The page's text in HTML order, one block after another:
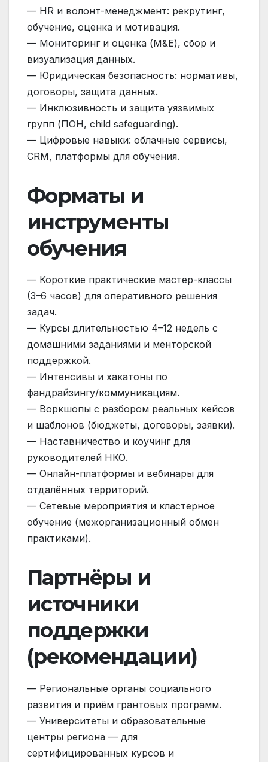
— HR и волонт-менеджмент: рекрутинг,
обучение, оценка и мотивация.
— Мониторинг и оценка (M&E), сбор и
визуализация данных.
— Юридическая безопасность: нормативы,
договоры, защита данных.
— Инклюзивность и защита уязвимых
групп (ПОН, child safeguarding).
— Цифровые навыки: облачные сервисы,
CRM, платформы для обучения.
Форматы и
инструменты
обучения
— Короткие практические мастер-классы
(3–6 часов) для оперативного решения
задач.
— Курсы длительностью 4–12 недель с
домашними заданиями и менторской
поддержкой.
— Интенсивы и хакатоны по
фандрайзингу/коммуникациям.
— Воркшопы с разбором реальных кейсов
и шаблонов (бюджеты, договоры, заявки).
— Наставничество и коучинг для
руководителей НКО.
— Онлайн-платформы и вебинары для
отдалённых территорий.
— Сетевые мероприятия и кластерное
обучение (межорганизационный обмен
практиками).
Партнёры и
источники
поддержки
(рекомендации)
— Региональные органы социального
развития и приём грантовых программ.
— Университеты и образовательные
центры региона — для
сертифицированных курсов и